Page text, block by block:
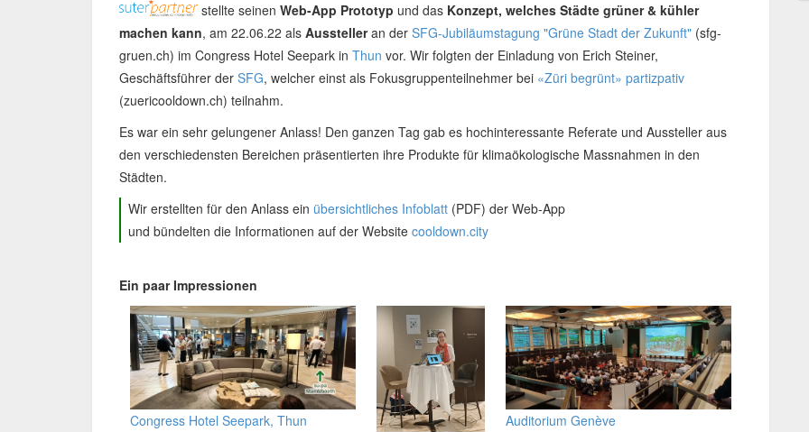
stellte seinen Web-App Prototyp und das Konzept, welches Städte grüner & kühler
machen kann, am 22.06.22 als Ausstelleran der SFG-Jubiläumstagung "Grüne Stadt der Zukunft" (sfg-
gruen.ch) im Congress Hotel Seepark in Thun vor. Wir folgten der Einladung von Erich Steiner,
Geschäftsführer der SFG, welcher einst als Fokusgruppenteilnehmer bei «Züri begrünt» partizpativ
(zuericooldown.ch) teilnahm.
Es war ein sehr gelungener Anlass! Den ganzen Tag gab es hochinteressante Referate und Aussteller aus
den verschiedensten Bereichen präsentierten ihre Produkte für klimaökologische Massnahmen in den
Städten.
Wir erstellten für den Anlass ein übersichtliches Infoblatt (PDF) der Web-App
und bündelten die Informationen auf der Website cooldown.city
Ein paar Impressionen
Congress Hotel Seepark, Thun
Auditorium Genève